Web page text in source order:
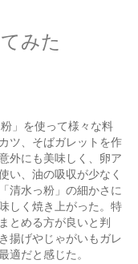
みた
」を使って様々な料
ツ、そばガレットを作
外にも美味しく、卵ア
い、油の吸収が少なく
清水っ粉」の細かさに
しく焼き上がった。特
とめる方が良いと判
揚げやじゃがいもガレ
適だと感じた。